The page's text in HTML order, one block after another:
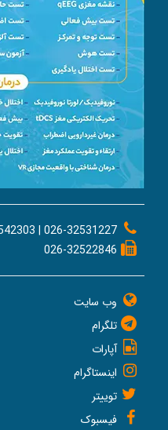
026-32531227 | 026-32542303
026-32522846
وب سایت
تلگرام
آپارات
اینستاگرام
توییتر
فیسبوک